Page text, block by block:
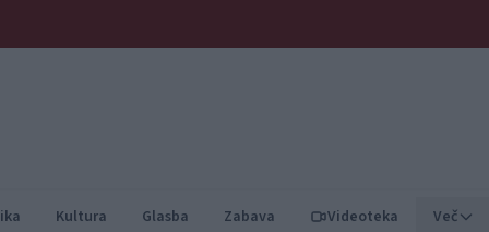
Kultura Glasba Zabava Videoteka Več